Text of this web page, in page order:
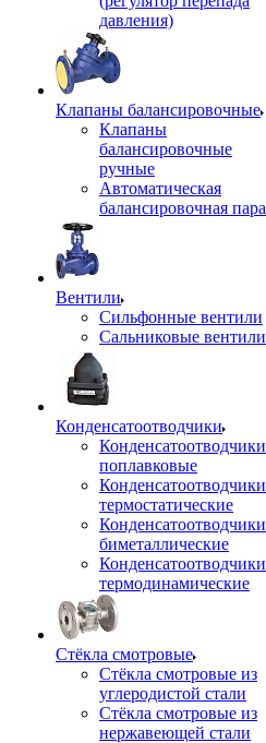
давления)
Клапаны балансировочные
Клапаны
балансировочные
ручные
Автоматическая
балансировочная пара
Вентили
Сильфонные вентили
Сальниковые вентили
Конденсатоотводчики
Конденсатоотводчики
поплавковые
Конденсатоотводчики
термостатические
Конденсатоотводчики
биметаллические
Конденсатоотводчики
термодинамические
Стёкла смотровые
Стёкла смотровые из
углеродистой стали
Стёкла смотровые из
нержавеющей стали